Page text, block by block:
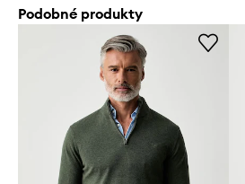
Podobné produkty